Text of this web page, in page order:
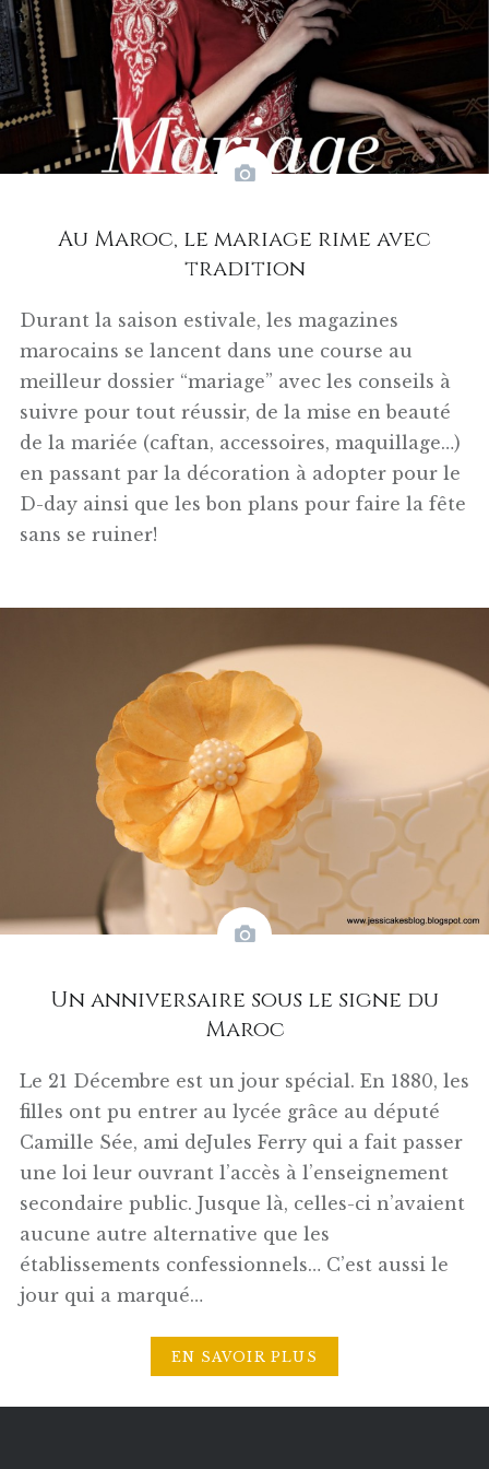
Au Maroc, le mariage rime avec
tradition
Durant la saison estivale, les magazines
marocains se lancent dans une course au
meilleur dossier “mariage” avec les conseils à
suivre pour tout réussir, de la mise en beauté
de la mariée (caftan, accessoires, maquillage…)
en passant par la décoration à adopter pour le
D-day ainsi que les bon plans pour faire la fête
sans se ruiner!
Un anniversaire sous le signe du
Maroc
Le 21 Décembre est un jour spécial. En 1880, les
filles ont pu entrer au lycée grâce au député
Camille Sée, ami deJules Ferry qui a fait passer
une loi leur ouvrant l’accès à l’enseignement
secondaire public. Jusque là, celles-ci n’avaient
aucune autre alternative que les
établissements confessionnels… C’est aussi le
jour qui a marqué…
EN SAVOIR PLUS